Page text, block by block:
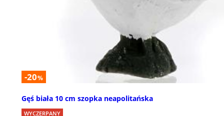
-20%
Gęś biała 10 cm szopka neapolitańska
WYCZERPANY